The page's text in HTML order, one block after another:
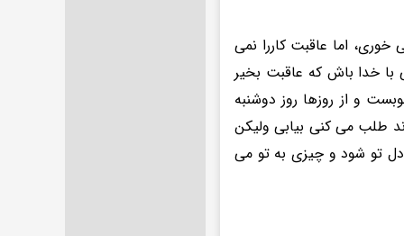
اما عاقبت کاررا نمی
با خدا باش که عاقبت بخیر
و از روزها روز دوشنبه
طلب می کنی بیابی ولیکن
دل تو شود و چیزی به تو می